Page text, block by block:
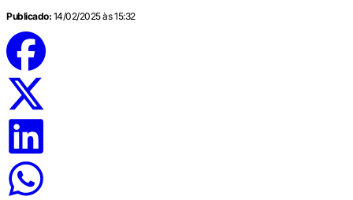
Publicado: 14/02/2025 às 15:32